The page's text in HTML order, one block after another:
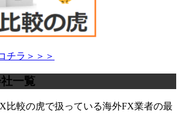
チラ＞＞＞
一覧
比較の虎で扱っている海外FX業者の最